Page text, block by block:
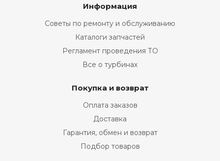
Информация
Советы по ремонту и обслуживанию
Каталоги запчастей
Регламент проведения ТО
Все о турбинах
Покупка и возврат
Оплата заказов
Доставка
Гарантия, обмен и возврат
Подбор товаров